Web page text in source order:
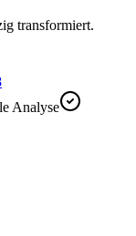
transformiert.
Analyse